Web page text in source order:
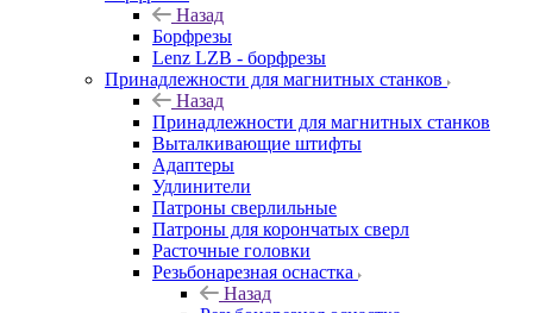
Назад
Борфрезы
Lenz LZB - борфрезы
Принадлежности для магнитных станков
Назад
Принадлежности для магнитных станков
Выталкивающие штифты
Адаптеры
Удлинители
Патроны сверлильные
Патроны для корончатых сверл
Расточные головки
Резьбонарезная оснастка
Назад